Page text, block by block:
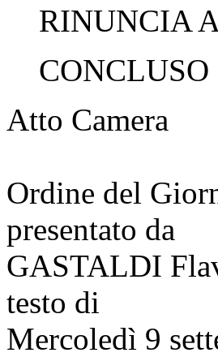
RINUNCIA
Atto Camera
Ordine del
presentato da
GASTALDI
testo di
Mercoledì 9